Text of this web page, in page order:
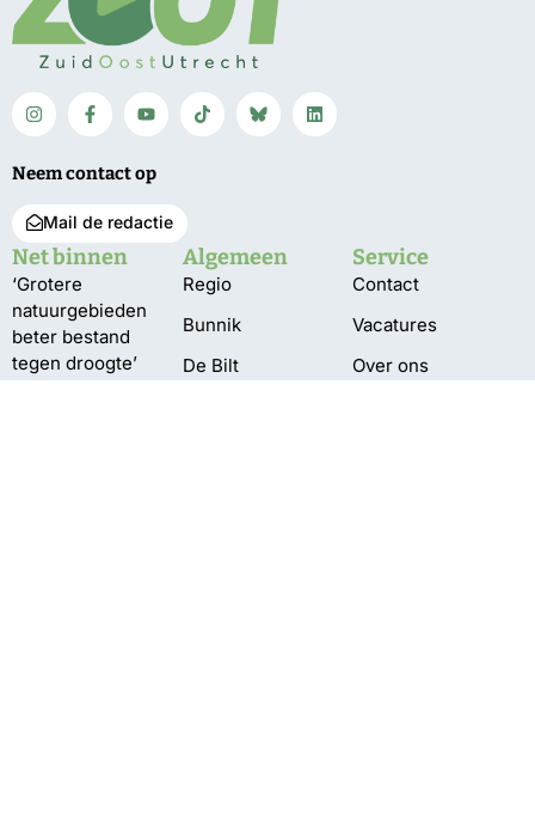
Neem contact op
Mail de redactie
Net binnen
‘Grotere
natuurgebieden
beter bestand
tegen droogte’
Algemeen
Regio
Bunnik
De Bilt
Service
Contact
Vacatures
Over ons